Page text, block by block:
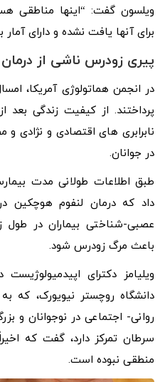
ویلسون گفت: “اینها مناطقی
برای آنها یافت نشده و دارای
پیری زودرس ناشی از
در انجمن هماتولوژی آمریکا،
پرداختند. از کیفیت زندگی بعد
نابرابری های اقتصادی و نژادی
در جوانان.
طبق اطلاعات طولانی‌ مدت
داد که درمان لنفوم هوچکین
عصبی-شناختی بیماران در طول
باعث مرگ زودرس شود.
ویلیامز دکترای
دانشگاه روچستر نیویورک،
روانی- اجتماعی در نوجوانان و
سرطان تمرکز دارد، گفت که
منطقی نبوده است.